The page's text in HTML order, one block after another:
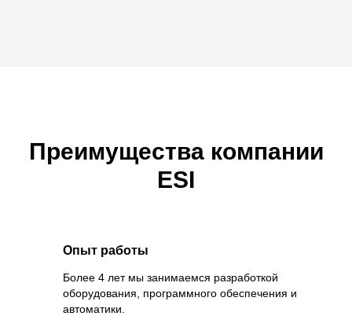
Преимущества компании
ESI
Опыт работы
Более 4 лет мы занимаемся разработкой
оборудования, программного обеспечения и
автоматики.